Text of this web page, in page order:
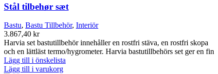
Stål tilbehør sæt
Bastu, Bastu Tillbehör, Interiör
3.867,40 kr
Harvia set bastutillbehör innehåller en rostfri stäva, en rostfri skopa
och en lättläst termo/hygrometer. Harvia bastutillbehörs set ger en fin
Lägg till i önskelista
Lägg till i varukorg